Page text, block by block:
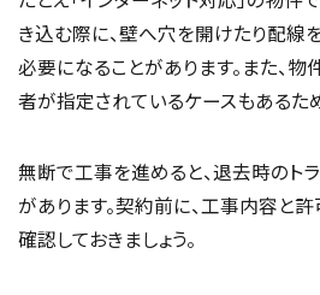
き込む際に、壁へ穴を開けたり配線
必要になることがあります。また、
者が指定されているケースもあるた
無断で工事を進めると、退去時のト
があります。契約前に、工事内容と
確認しておきましょう。